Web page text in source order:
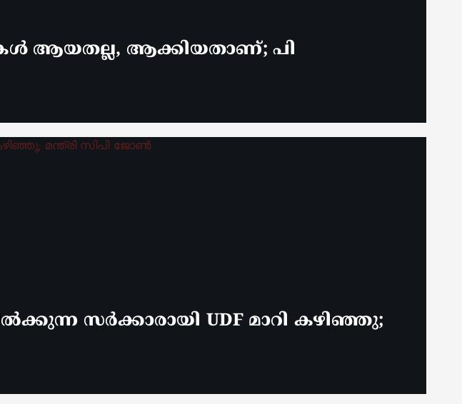
ആയതല്ല, ആക്കിയതാണ്; പി
സർക്കാരായി UDF മാറി കഴിഞ്ഞു;